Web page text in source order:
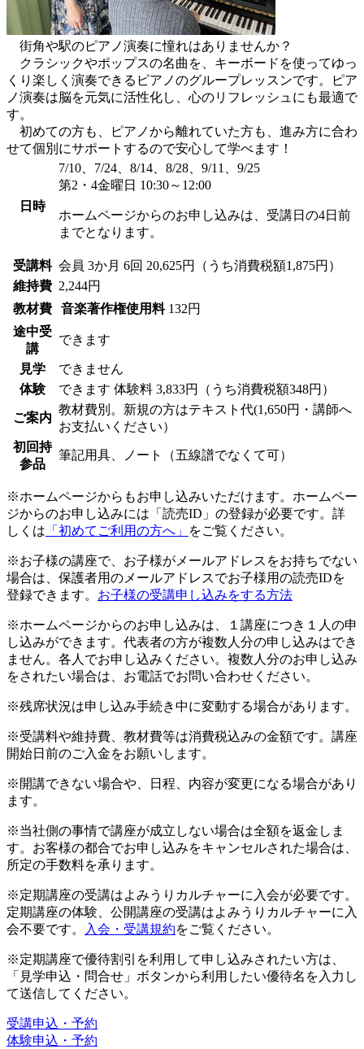
街角や駅のピアノ演奏に憧れはありませんか？
クラシックやポップスの名曲を、キーボードを使ってゆっ
くり楽しく演奏できるピアノのグループレッスンです。ピア
ノ演奏は脳を元気に活性化し、心のリフレッシュにも最適で
す。
初めての方も、ピアノから離れていた方も、進み方に合わ
せて個別にサポートするので安心して学べます！
日時
7/10、7/24、8/14、8/28、9/11、9/25
第2・4金曜日 10:30～12:00
ホームページからのお申し込みは、受講日の4日前
までとなります。
受講料 会員 3か月 6回 20,625円（うち消費税額1,875円）
維持費 2,244円
教材費
音楽著作権使用料 132円
途中受
講
できます
見学
できません
体験
できます 体験料 3,833円（うち消費税額348円）
ご案内
教材費別。新規の方はテキスト代(1,650円・講師へ
お支払いください）
初回持
参品
筆記用具、ノート（五線譜でなくて可）
※ホームページからもお申し込みいただけます。ホームペー
ジからのお申し込みには「読売ID」の登録が必要です。詳
しくは 「初めてご利用の方へ」 をご覧ください。
※お子様の講座で、お子様がメールアドレスをお持ちでない
場合は、保護者用のメールアドレスでお子様用の読売IDを
登録できます。 お子様の受講申し込みをする方法
※ホームページからのお申し込みは、１講座につき１人の申
し込みができます。代表者の方が複数人分の申し込みはでき
ません。各人でお申し込みください。複数人分のお申し込み
をされたい場合は、お電話でお問い合わせください。
※残席状況は申し込み手続き中に変動する場合があります。
※受講料や維持費、教材費等は消費税込みの金額です。講座
開始日前のご入金をお願いします。
※開講できない場合や、日程、内容が変更になる場合があり
ます。
※当社側の事情で講座が成立しない場合は全額を返金しま
す。お客様の都合でお申し込みをキャンセルされた場合は、
所定の手数料を承ります。
※定期講座の受講はよみうりカルチャーに入会が必要です。
定期講座の体験、公開講座の受講はよみうりカルチャーに入
会不要です。
入会・受講規約をご覧ください。
※定期講座で優待割引を利用して申し込みされたい方は、
「見学申込・問合せ」ボタンから利用したい優待名を入力し
て送信してください。
受講申込・予約
体験申込・予約